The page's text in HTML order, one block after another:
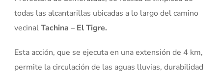
todas las alcantarillas ubicadas a lo largo del camino
vecinalTachina – El Tigre.
Esta acción, que se ejecuta en una extensión de 4 km,
permite la circulación de las aguas lluvias, durabilidad